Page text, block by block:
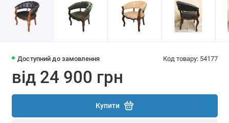
Доступний до замовлення Код товару: 54177
від 24 900 грн
Купити